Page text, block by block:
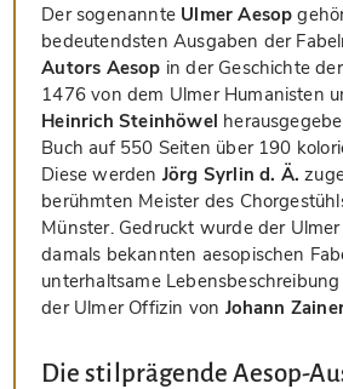
Der sogenannte Ulmer Aesop
bedeutendsten Ausgaben der
Autors Aesop in der Geschichte
1476 von dem Ulmer Humanisten
Heinrich Steinhöwel
Buch auf 550 Seiten über 190
Diese werden Jörg Syrlin d. Ä.
berühmten Meister des
Münster. Gedruckt wurde der
damals bekannten aesopischen
unterhaltsame
der Ulmer Offizin von Johann
Die stilprägende Aesop-